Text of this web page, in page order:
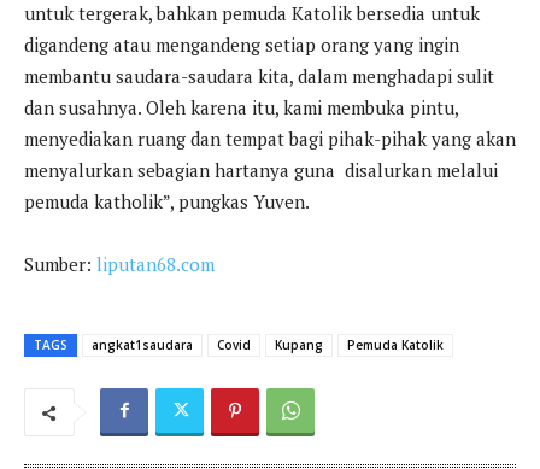
untuk tergerak, bahkan pemuda Katolik bersedia untuk
digandeng atau mengandeng setiap orang yang ingin
membantu saudara-saudara kita, dalam menghadapi sulit
dan susahnya. Oleh karena itu, kami membuka pintu,
menyediakan ruang dan tempat bagi pihak-pihak yang akan
menyalurkan sebagian hartanya guna disalurkan melalui
pemuda katholik”, pungkas Yuven.
Sumber: liputan68.com
TAGS angkat1saudara Covid Kupang Pemuda Katolik